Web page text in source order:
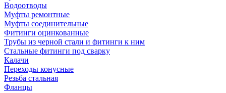
Водоотводы
Муфты ремонтные
Муфты соединительные
Фитинги оцинкованные
Трубы из черной стали и фитинги к ним
Стальные фитинги под сварку
Калачи
Переходы конусные
Резьба стальная
Фланцы